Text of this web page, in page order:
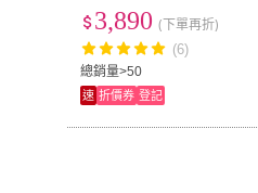
紅軸/茶軸(PIXIU75 無線三
RGB 鍵盤 電競 白)
總銷量>50
3,890 (下單再折)
(6)
速 折價券 登記